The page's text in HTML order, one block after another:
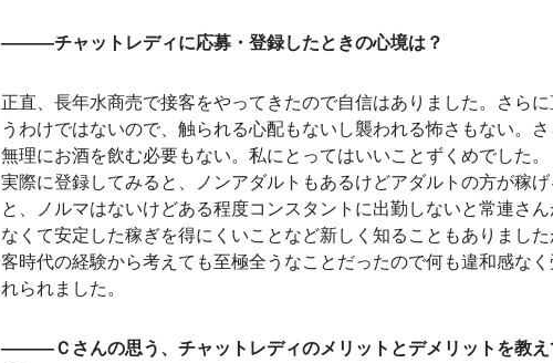
———チャットレディに応募・登録したときの心境は？
正直、長年水商売で接客をやってきたので自信はありました。さら
うわけではないので、触られる心配もないし襲われる怖さもない。
無理にお酒を飲む必要もない。私にとってはいいことずくめでした。
実際に登録してみると、ノンアダルトもあるけどアダルトの方が稼
と、ノルマはないけどある程度コンスタントに出勤しないと常連さ
なくて安定した稼ぎを得にくいことなど新しく知ることもありまし
客時代の経験から考えても至極全うなことだったので何も違和感な
れられました。
———Ｃさんの思う、チャットレディのメリットとデメリットを教え